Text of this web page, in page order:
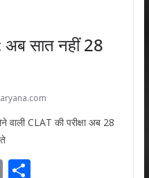
सात नहीं 28
CLAT की परीक्षा अब 28
E S